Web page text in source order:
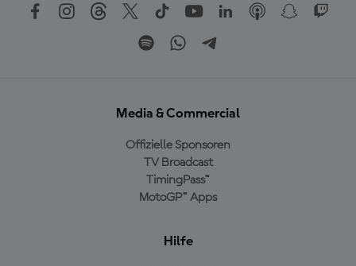
Media & Commercial
Offizielle Sponsoren
TV Broadcast
TimingPass™
MotoGP™ Apps
Hilfe